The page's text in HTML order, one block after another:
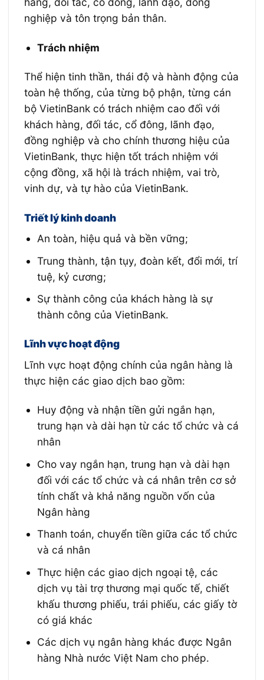
nghiệp và tôn trọng bản thân.
Trách nhiệm
Thể hiện tinh thần, thái độ và hành động của
toàn hệ thống, của từng bộ phận, từng cán
bộ VietinBank có trách nhiệm cao đối với
khách hàng, đối tác, cổ đông, lãnh đạo,
đồng nghiệp và cho chính thương hiệu của
VietinBank, thực hiện tốt trách nhiệm với
cộng đồng, xã hội là trách nhiệm, vai trò,
vinh dự, và tự hào của VietinBank.
Triết lý kinh doanh
An toàn, hiệu quả và bền vững;
Trung thành, tận tụy, đoàn kết, đổi mới, trí
tuệ, kỷ cương;
Sự thành công của khách hàng là sự
thành công của VietinBank.
Lĩnh vực hoạt động
Lĩnh vực hoạt động chính của ngân hàng là
thực hiện các giao dịch bao gồm:
Huy động và nhận tiền gửi ngắn hạn,
trung hạn và dài hạn từ các tổ chức và cá
nhân
Cho vay ngắn hạn, trung hạn và dài hạn
đối với các tổ chức và cá nhân trên cơ sở
tính chất và khả năng nguồn vốn của
Ngân hàng
Thanh toán, chuyển tiền giữa các tổ chức
và cá nhân
Thực hiện các giao dịch ngoại tệ, các
dịch vụ tài trợ thương mại quốc tế, chiết
khấu thương phiếu, trái phiếu, các giấy tờ
có giá khác
Các dịch vụ ngân hàng khác được Ngân
hàng Nhà nước Việt Nam cho phép.